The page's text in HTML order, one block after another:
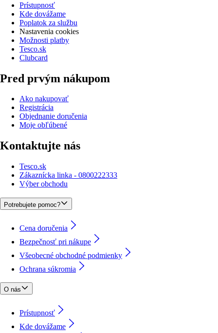
Prístupnosť
Kde dovážame
Poplatok za službu
Nastavenia cookies
Možnosti platby
Tesco.sk
Clubcard
Pred prvým nákupom
Ako nakupovať
Registrácia
Objednanie doručenia
Moje obľúbené
Kontaktujte nás
Tesco.sk
Zákaznícka linka - 0800222333
Výber obchodu
Potrebujete pomoc?
Cena doručenia
Bezpečnosť pri nákupe
Všeobecné obchodné podmienky
Ochrana súkromia
O nás
Prístupnosť
Kde dovážame